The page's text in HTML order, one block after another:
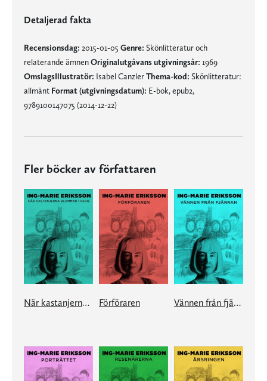
Detaljerad fakta
Recensionsdag: 2015-01-05 Genre: Skönlitteratur och
relaterande ämnenOriginalutgåvans utgivningsår: 1969
OmslagsIllustratör: Isabel CanzlerThema-kod: Skönlitteratur:
allmänt Format (utgivningsdatum): E-bok, epub2,
9789100147075 (2014-12-22)
Fler böcker av författaren
När kastanjerna blommar i Paris Förföraren Vännen från fjärran